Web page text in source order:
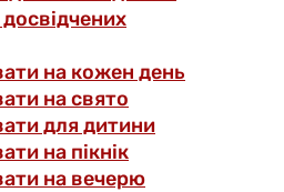
на кожен день
на свято
для дитини
на пікнік
на вечерю